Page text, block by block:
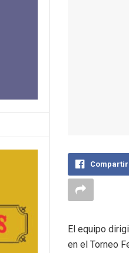
El equipo
en el Torneo